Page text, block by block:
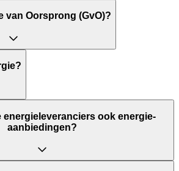
van Oorsprong (GvO)?
energieleveranciers ook energie-
aanbiedingen?